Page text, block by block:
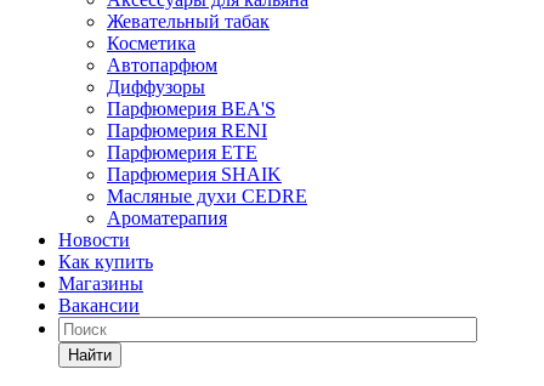
Жевательный табак
Косметика
Автопарфюм
Диффузоры
Парфюмерия BEA'S
Парфюмерия RENI
Парфюмерия ETE
Парфюмерия SHAIK
Масляные духи CEDRE
Ароматерапия
Новости
Как купить
Магазины
Вакансии
Найти